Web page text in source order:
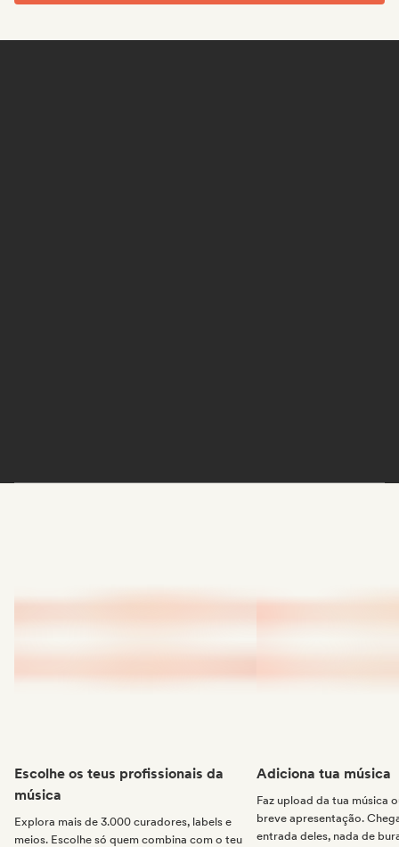
Escolhe os teus profissionais da
música
Explora mais de 3.000 curadores, labels e
meios. Escolhe só quem combina com o teu
Adiciona tua música
Faz upload da tua música
breve apresentação.
entrada deles, nada de